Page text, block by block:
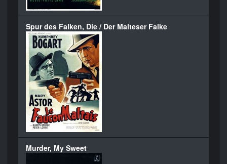
Spur des Falken, Die / Der Malteser Falke
Murder, My Sweet